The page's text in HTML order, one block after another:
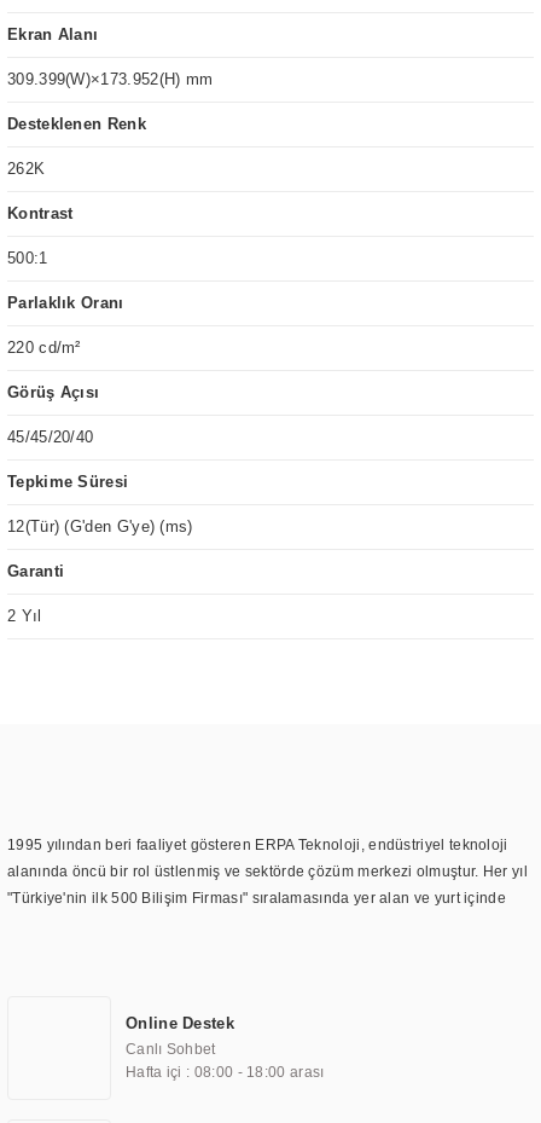
Ekran Alanı
309.399(W)×173.952(H) mm
Desteklenen Renk
262K
Kontrast
500:1
Parlaklık Oranı
220 cd/m²
Görüş Açısı
45/45/20/40
Tepkime Süresi
12(Tür) (G'den G'ye) (ms)
Garanti
2 Yıl
1995 yılından beri faaliyet gösteren ERPA Teknoloji, endüstriyel teknoloji
alanında öncü bir rol üstlenmiş ve sektörde çözüm merkezi olmuştur. Her yıl
"Türkiye'nin ilk 500 Bilişim Firması" sıralamasında yer alan ve yurt içinde
TOCHI markası altında kendi ürettiği ürünlerde kullanmıştır. Günümüzde
TOCHI; videowall, digital signage, kiosk, totem, akıllı durak ekranı, araç içi
ekran, asansör ekranı, digital menüboard, marin ekran, medikal ekran,
Online Destek
Canlı Sohbet
Hafta içi : 08:00 - 18:00 arası